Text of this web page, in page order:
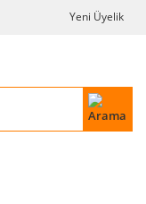
Yeni Üyelik